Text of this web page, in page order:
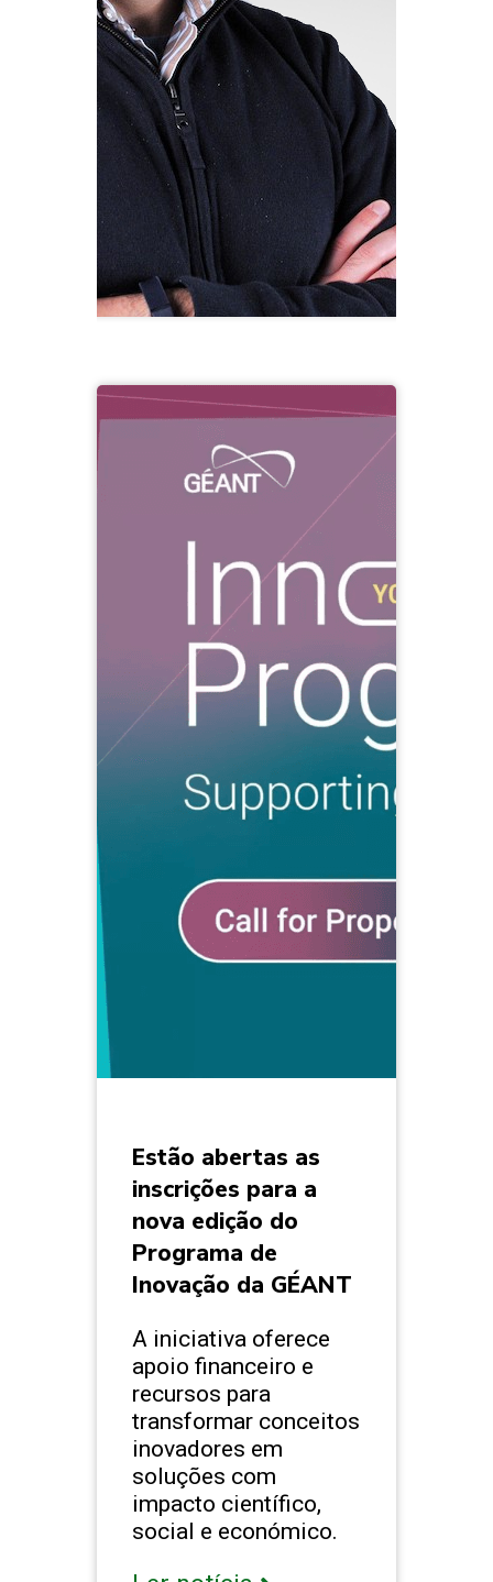
Estão abertas as
inscrições para a
nova edição do
Programa de
Inovação da GÉANT
A iniciativa oferece
apoio financeiro e
recursos para
transformar conceitos
inovadores em
soluções com
impacto científico,
social e económico.